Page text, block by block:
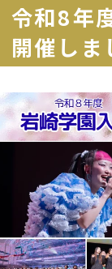
令和8年
開催しま